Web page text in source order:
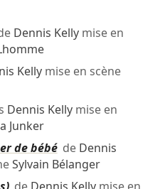
Dennis Kellymise en
Kellymise en scène
Dennis Kellymise en
Junker
de bébéde Dennis
Sylvain Bélanger